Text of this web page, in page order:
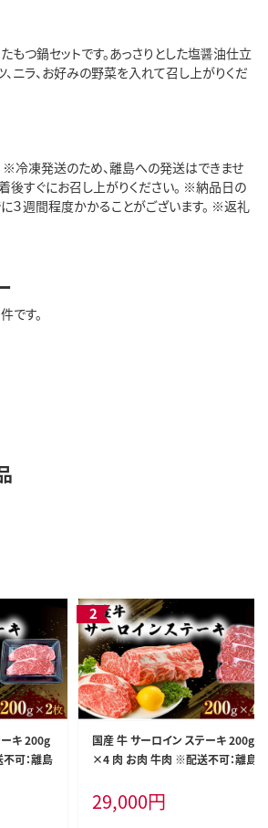
もつ鍋セットです。あっさりとした塩醤油仕立
、ニラ、お好みの野菜を入れて召し上がりくだ
※冷凍発送のため、離島への発送はできませ
後すぐにお召し上がりください。 ※納品日の
３週間程度かかることがございます。 ※返礼
です。
キ 200g
可：離島
国産 牛 サーロイン ステーキ 200g
×4 肉 お肉 牛肉 ※配送不可：離島
29,000円